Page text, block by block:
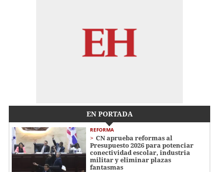
EN PORTADA
REFORMA
CN aprueba reformas al
Presupuesto 2026 para potenciar
conectividad escolar, industria
militar y eliminar plazas
fantasmas